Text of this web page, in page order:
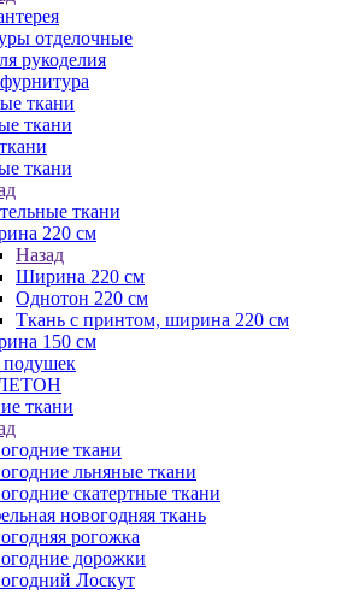
отделочные
рукоделия
ткани
ткани
ткани
ткани
220 см
Назад
Ширина 220 см
Однотон 220 см
Ткань с принтом, ширина 220 см
150 см
подушек
ткани
ткани
льняные ткани
скатертные ткани
новогодняя ткань
рогожка
дорожки
Лоскут